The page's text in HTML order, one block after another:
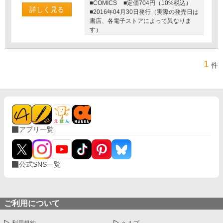
詳しく見る
■COMICS
■定価704円（10%税込）
■2016年04月30日発行（実際の発売日は
書店、各電子ストアによって異なりま
す）
1 件
アプリ一覧
公式SNS一覧
ご利用について